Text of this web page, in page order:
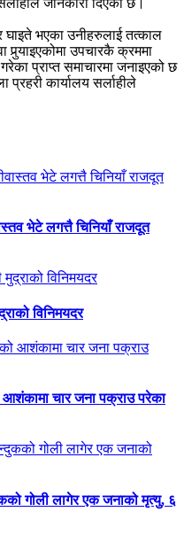
भएका उनीहरुलाई तत्काल
उपचारकै क्रममा
प्राप्त समाचारमा जनाइएको छ
कार्यालय सर्लाहीले
भेटे लगत्तै चिनियाँ राजदूत
विनिमयदर
चार जना पक्राउ परेका
गोली लागेर एक जनाको मृत्यु, ६